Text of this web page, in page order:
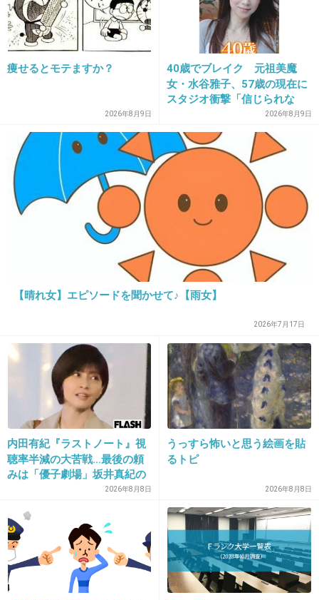
1件の返信
+35
医者のくだりは逆効果じゃないかな
2件の返信
+3 -19
危険運転とかお茶濁さずに人が亡くなってるん
飲酒して運転なんて殺意持ってんのと一緒
+47 -0
21. 匿名2026/07/08(水) 18:08:13
>>12
危険運転取られなかったんでしょ
酒飲んで猛スピード出してひき逃げしないと危険運転にな
+2 -1
22. 匿名 2026/07/08(水) 18:08:35
痩せるとモテますか？
2026年8月9日
40歳でブレイク 元祖美魔
女・水谷雅子、57歳の現在に
スタジオ衝撃「信じられな
い」「やっぱすごいね」2026年8月9日
【晴れ女】エピソードを聞かせて♪【雨女】
2026年7月17日
内田有紀『ラストノート』視
聴率半減の大苦戦…最後の頼
みは「優子劇場」坂井真紀の
“猟奇的演技” が救いの神にな
2026年8月8日
うっすら怖いと思う絵画を貼
るトピ
2026年8月8日